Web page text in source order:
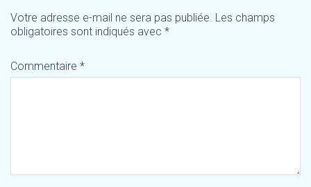
Votre adresse e-mail ne sera pas publiée. Les champs
obligatoires sont indiqués avec *
Commentaire *